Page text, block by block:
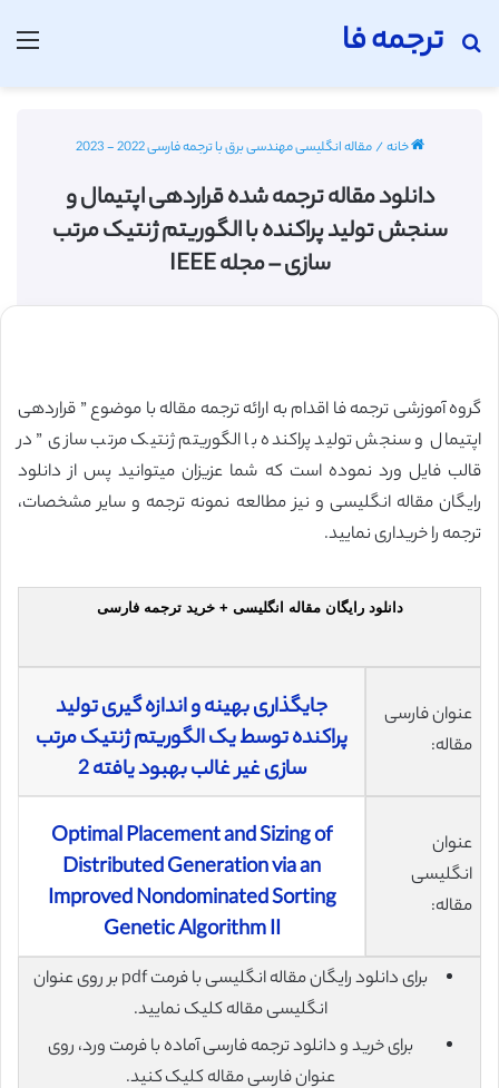
ترجمه فا
جستجو برای
خانه/مقاله انگلیسی مهندسی برق با ترجمه فارسی 2022 - 2023
دانلود مقاله ترجمه شده قراردهی اپتیمال و
سنجش تولید پراکنده با الگوریتم ژنتیک مرتب
سازی – مجله IEEE
گروه آموزشی ترجمه فا اقدام به ارائه ترجمه مقاله با موضوع ” قراردهی
اپتیمال و سنجش تولید پراکنده با الگوریتم ژنتیک مرتب سازی ” در
قالب فایل ورد نموده است که شما عزیزان میتوانید پس از دانلود
رایگان مقاله انگلیسی و نیز مطالعه نمونه ترجمه و سایر مشخصات،
ترجمه را خریداری نمایید.
دانلود رایگان مقاله انگلیسی + خرید ترجمه فارسی
عنوان فارسی
مقاله:
جایگذاری بهینه و اندازه گیری تولید
پراکنده توسط یک الگوریتم ژنتیک مرتب
سازی غیر غالب بهبود یافته 2
عنوان
انگلیسی
مقاله:
Optimal Placement and Sizing of
Distributed Generation via an
Improved Nondominated Sorting
Genetic Algorithm II
برای دانلود رایگان مقاله انگلیسی با فرمت pdf بر روی عنوان
انگلیسی مقاله کلیک نمایید.
برای خرید و دانلود ترجمه فارسی آماده با فرمت ورد، روی
عنوان فارسی مقاله کلیک کنید.